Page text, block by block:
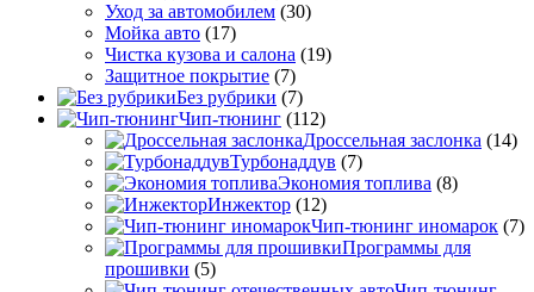
Уход за автомобилем (30)
Мойка авто (17)
Чистка кузова и салона (19)
Защитное покрытие (7)
Без рубрики (7)
Чип-тюнинг (112)
Дроссельная заслонка (14)
Турбонаддув (7)
Экономия топлива (8)
Инжектор (12)
Чип-тюнинг иномарок (7)
Программы для
прошивки (5)